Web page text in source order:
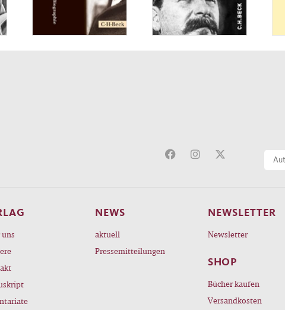
NEWS
aktuell
Pressemitteilungen
NEWSLETTER
Newsletter
SHOP
Bücher kaufen
Versandkosten